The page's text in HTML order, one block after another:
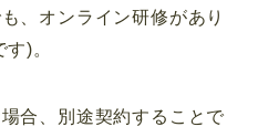
、オンライン研修があり
)。
合、別途契約することで